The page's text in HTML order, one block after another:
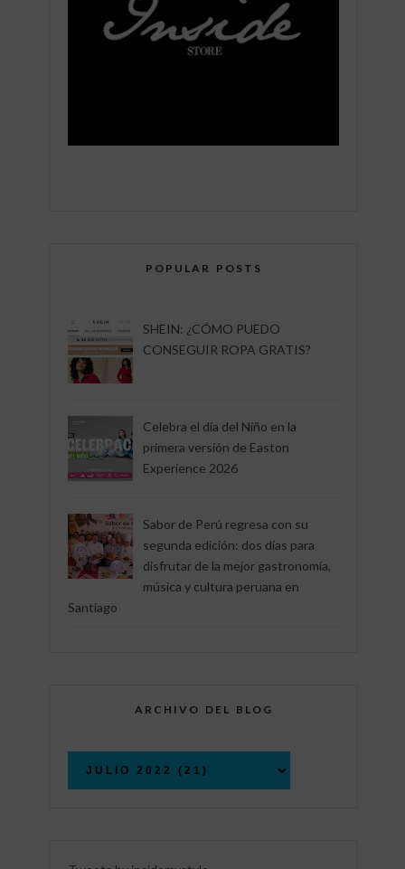
POPULAR POSTS
SHEIN: ¿CÓMO PUEDO
CONSEGUIR ROPA GRATIS?
Celebra el día del Niño en la
primera versión de Easton
Experience 2026
Sabor de Perú regresa con su
segunda edición: dos días para
disfrutar de la mejor gastronomía,
música y cultura peruana en
Santiago
ARCHIVO DEL BLOG